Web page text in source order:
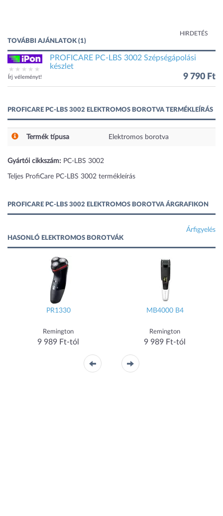
HIRDETÉS
TOVÁBBI AJÁNLATOK (1)
Írj véleményt!
PROFICARE PC-LBS 3002 Szépségápolási
készlet
9 790 Ft
PROFICARE PC-LBS 3002 ELEKTROMOS BOROTVA TERMÉKLEÍRÁS
Termék típusa Elektromos borotva
Gyártói cikkszám: PC-LBS 3002
Teljes ProfiCare PC-LBS 3002 termékleírás
PROFICARE PC-LBS 3002 ELEKTROMOS BOROTVA ÁRGRAFIKON
Árfigyelés
HASONLÓ ELEKTROMOS BOROTVÁK
PR1330
Remington
9 989 Ft-tól
MB4000 B4
Remington
9 989 Ft-tól